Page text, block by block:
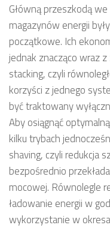
Główną przeszkodą
magazynów energii
początkowe. Ich
jednak znacząco wraz
stacking, czyli
korzyści z jednego
być traktowany
Aby osiągnąć
kilku trybach
shaving, czyli redukcja
bezpośrednio
mocowej. Równolegle
ładowanie energii w
wykorzystanie w